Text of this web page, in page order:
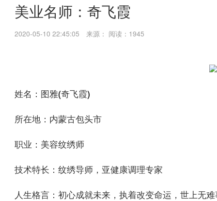
美业名师：奇飞霞
2020-05-10 22:45:05 来源： 阅读：1945
姓名：图雅(奇飞霞)
所在地：内蒙古包头市
职业：美容纹绣师
技术特长：纹绣导师，亚健康调理专家
人生格言：初心成就未来，执着改变命运，世上无